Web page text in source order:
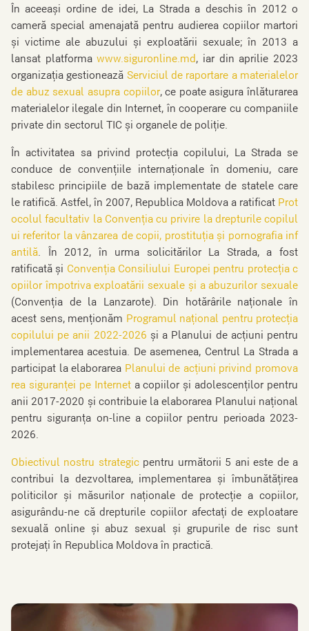
În aceeași ordine de idei, La Strada a deschis în 2012 o
cameră special amenajată pentru audierea copiilor martori
şi victime ale abuzului și exploatării sexuale; în 2013 a
lansat platformawww.siguronline.md, iar din aprilie 2023
organizația gestionează Serviciul de raportare a materialelor
de abuz sexual asupra copiilor, ce poate asigura înlăturarea
materialelor ilegale din Internet, în cooperare cu companiile
private din sectorul TIC și organele de poliție.
În activitatea sa privind protecția copilului, La Strada se
conduce de convențiile internaționale în domeniu, care
stabilesc principiile de bază implementate de statele care
le ratifică. Astfel, în 2007, Republica Moldova a ratificat Prot
ocolul facultativ la Convenţia cu privire la drepturile copilul
ui referitor la vânzarea de copii, prostituţia şi pornografia inf
antilă. În 2012, în urma solicitărilor La Strada, a fost
ratificată și Convenția Consiliului Europei pentru protecția c
opiilor împotriva exploatării sexuale și a abuzurilor sexuale
(Convenția de la Lanzarote). Din hotărârile naționale în
acest sens, menționăm Programul național pentru protecția
copilului pe anii 2022-2026 și a Planului de acțiuni pentru
implementarea acestuia. De asemenea, Centrul La Strada a
participat la elaborarea Planului de acţiuni privind promova
rea siguranței pe Interneta copiilor și adolescenților pentru
anii 2017-2020 și contribuie la elaborarea Planului național
pentru siguranța on-line a copiilor pentru perioada 2023-
2026.
Obiectivul nostru strategicpentru următorii 5 ani este de a
contribui la dezvoltarea, implementarea şi îmbunătăţirea
politicilor şi măsurilor naţionale de protecţie a copiilor,
asigurându-ne că drepturile copiilor afectaţi de exploatare
sexuală online şi abuz sexual şi grupurile de risc sunt
protejaţi în Republica Moldova în practică.